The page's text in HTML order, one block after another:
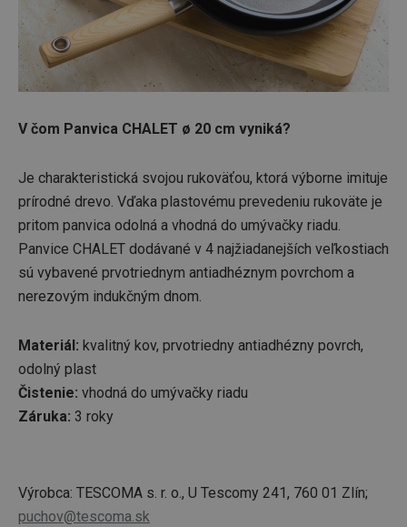
V čom Panvica CHALET ø 20 cm vyniká?
Je charakteristická svojou rukoväťou, ktorá výborne imituje
prírodné drevo. Vďaka plastovému prevedeniu rukoväte je
pritom panvica odolná a vhodná do umývačky riadu.
Panvice CHALET dodávané v 4 najžiadanejších veľkostiach
sú vybavené prvotriednym antiadhéznym povrchom a
nerezovým indukčným dnom.
Materiál: kvalitný kov, prvotriedny antiadhézny povrch,
odolný plast
Čistenie: vhodná do umývačky riadu
Záruka: 3 roky
Výrobca: TESCOMA s. r. o., U Tescomy 241, 760 01 Zlín;
puchov@tescoma.sk